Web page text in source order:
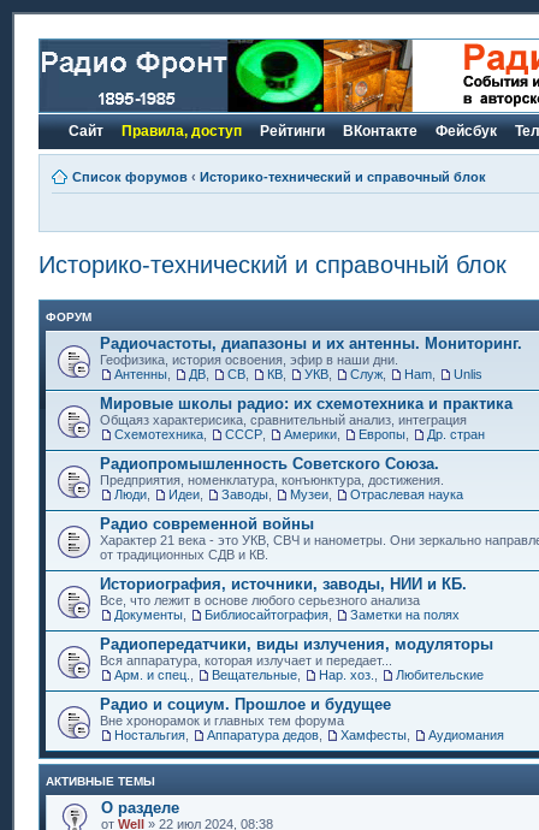
Сайт Правила, доступ Рейтинги ВКонтакте Фейсбук
Список форумов ‹ Историко-технический и справочный блок
Историко-технический и справочный блок
ФОРУМ
Радиочастоты, диапазоны и их антенны. Мониторинг.
Геофизика, история освоения, эфир в наши дни.
Антенны
ДВ СВ КВ УКВ Служ Ham Unlis
Мировые школы радио: их схемотехника и практика
Общаяз характерисика, сравнительный анализ, интеграция
Схемотехника
СССР Америки Европы Др. стран
Радиопромышленность Советского Союза.
Предприятия, номенклатура, конъюнктура, достижения.
Люди
Идеи Заводы Музеи Отраслевая наука
Радио современной войны
Характер 21 века - это УКВ, СВЧ и нанометры. Они зеркально
от традиционных СДВ и КВ.
Историография, источники, заводы, НИИ и КБ.
Все, что лежит в основе любого серьезного анализа
Документы
Библиосайтография Заметки на полях
Радиопередатчики, виды излучения, модуляторы
Вся аппаратура, которая излучает и передает...
Арм. и спец.
Вещательные Нар. хоз. Любительские
Радио и социум. Прошлое и будущее
Вне хронорамок и главных тем форума
Ностальгия
Аппаратура дедов Хамфесты Аудиомания
АКТИВНЫЕ ТЕМЫ
О разделе
от Well » 22 июл 2024, 08:38